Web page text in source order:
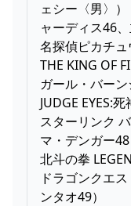
ェシー〈男〉
ャーディス46
名探偵ピカチュ
THE KING OF
ガール・バーン
JUDGE EYES:
スターリンク
マ・デンガー48
北斗の拳
ドラゴンクエ
ンタオ49）